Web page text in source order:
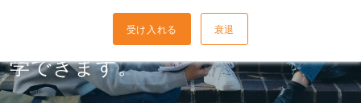
受け入れる 衰退
全米各地にある ELS の 50 以上の優
先提携大学のいずれかに条件付き入
学できます。